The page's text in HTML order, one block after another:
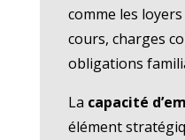
comme les
cours, charges
obligations
La capacité
élément